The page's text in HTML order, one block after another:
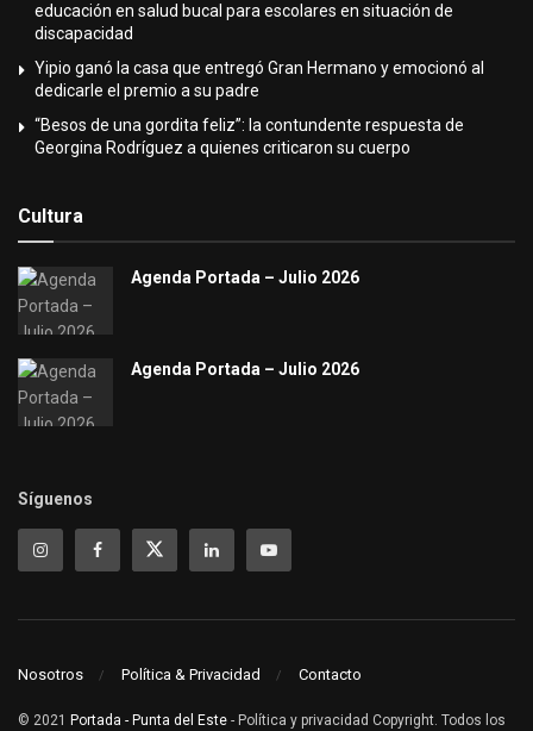
educación en salud bucal para escolares en situación de
discapacidad
Yipio ganó la casa que entregó Gran Hermano y emocionó al
dedicarle el premio a su padre
“Besos de una gordita feliz”: la contundente respuesta de
Georgina Rodríguez a quienes criticaron su cuerpo
Cultura
Agenda Portada – Julio 2026
Agenda Portada – Julio 2026
Síguenos
Nosotros Política & Privacidad Contacto
© 2021 Portada - Punta del Este - Política y privacidad Copyright. Todos los